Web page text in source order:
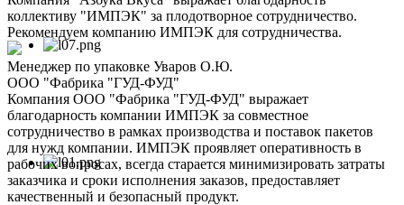
коллективу "ИМПЭК" за плодотворное сотрудничество.
Рекомендуем компанию ИМПЭК для сотрудничества.
Менеджер по упаковке Уваров О.Ю.
ООО "Фабрика "ГУД-ФУД"
Компания ООО "Фабрика "ГУД-ФУД" выражает
благодарность компании ИМПЭК за совместное
сотрудничество в рамках производства и поставок пакетов
для нужд компании. ИМПЭК проявляет оперативность в
рабочих вопросах, всегда старается минимизировать затраты
заказчика и сроки исполнения заказов, предоставляет
качественный и безопасный продукт.